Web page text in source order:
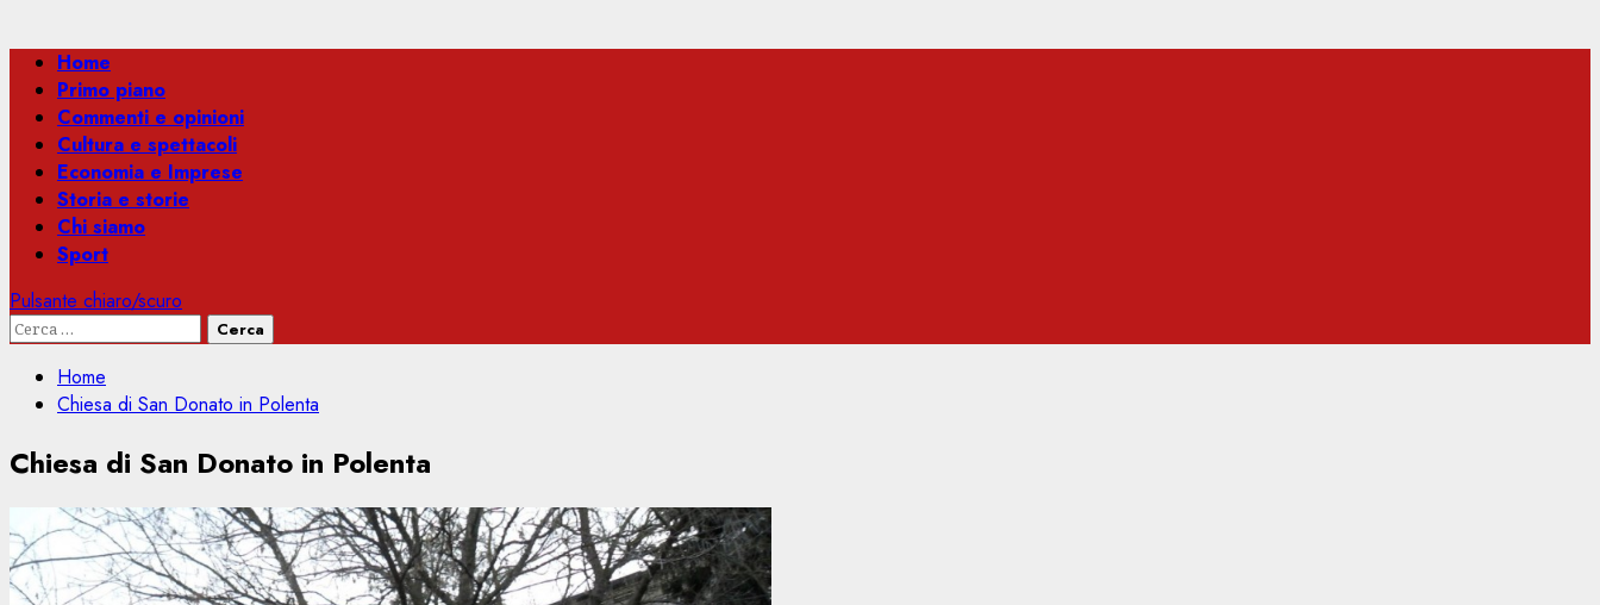
Menu
principale
Home
Primo piano
Commenti e opinioni
Cultura e spettacoli
Economia e Imprese
Storia e storie
Chi siamo
Sport
Pulsante chiaro/scuro
Ricerca
Home
Chiesa di San Donato in Polenta
Chiesa di San Donato in Polenta